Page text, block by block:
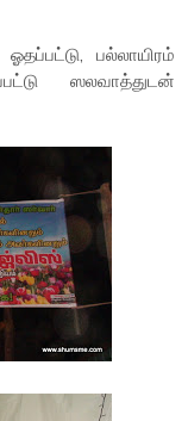
பல்லாயிரம்
ஸலவாத்துடன்